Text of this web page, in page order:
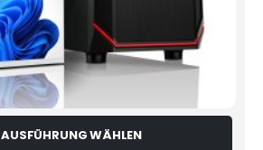
AUSFÜHRUNG WÄHLEN